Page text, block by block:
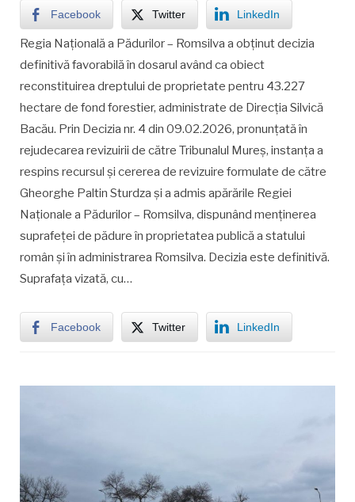
Facebook Twitter LinkedIn
Regia Națională a Pădurilor – Romsilva a obținut decizia
definitivă favorabilă în dosarul având ca obiect
reconstituirea dreptului de proprietate pentru 43.227
hectare de fond forestier, administrate de Direcția Silvică
Bacău. Prin Decizia nr. 4 din 09.02.2026, pronunțată în
rejudecarea revizuirii de către Tribunalul Mureș, instanța a
respins recursul și cererea de revizuire formulate de către
Gheorghe Paltin Sturdza și a admis apărările Regiei
Naționale a Pădurilor – Romsilva, dispunând menținerea
suprafeței de pădure în proprietatea publică a statului
român și în administrarea Romsilva. Decizia este definitivă.
Suprafața vizată, cu…
Facebook Twitter LinkedIn